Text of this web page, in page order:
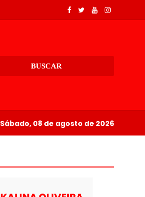
BUSCAR
Sábado, 08 de agosto de 2026